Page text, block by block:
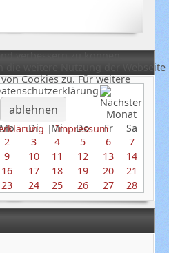
2026
Mo Di Mi Do Fr
Sa
2 3 4 5 6
7
9 10 11 12 13
14
16 17 18 19 20
21
23 24 25 26 27 28
verbessern zu können,
die weitere Nutzung der Webseite
Cookies zu. Für weitere
ablehnen
|Impressum